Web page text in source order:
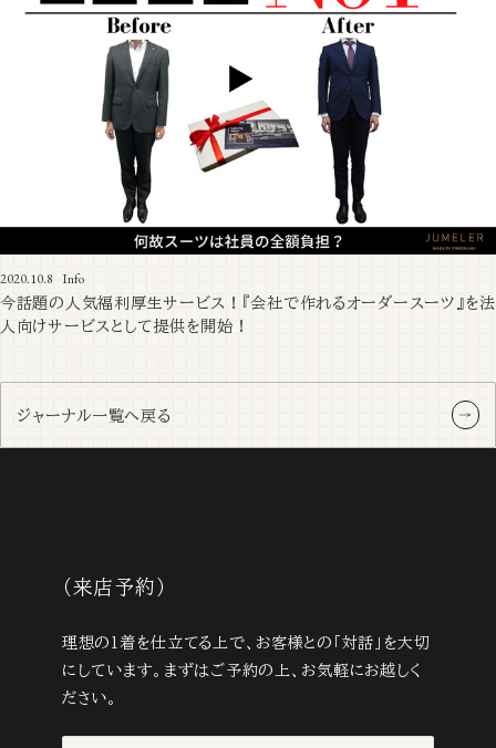
2020.10.8 Info
今話題の人気福利厚生サービス！『会社で作れるオーダースーツ』を法
人向けサービスとして提供を開始！
ジャーナル一覧へ戻る
（来店予約）
理想の1着を仕立てる上で、お客様との「対話」を大切
にしています。まずはご予約の上、お気軽にお越しく
ださい。